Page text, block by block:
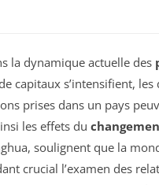
la dynamique actuelle des
capitaux s’intensifient,
prises dans un pays
les effets du
soulignent que la
crucial l’examen des